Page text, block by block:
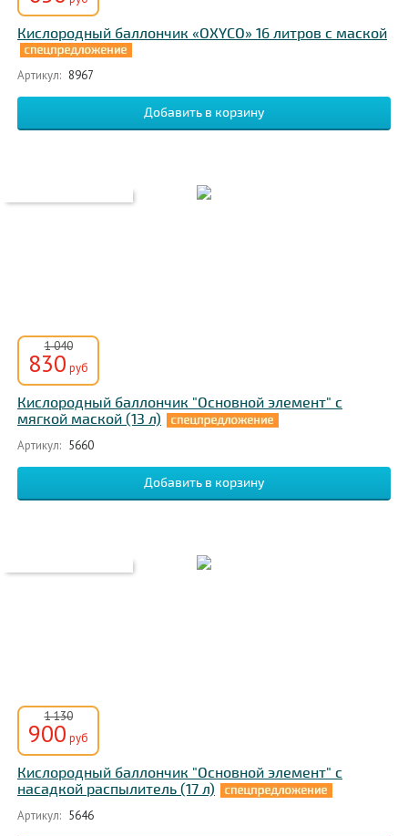
Кислородный баллончик «OXYCO» 16 литров c маской
Артикул: 8967
1 040
830 руб
Кислородный баллончик "Основной элемент" с
мягкой маской (13 л)
Артикул: 5660
1 130
900 руб
Кислородный баллончик "Основной элемент" с
насадкой распылитель (17 л)
Артикул: 5646